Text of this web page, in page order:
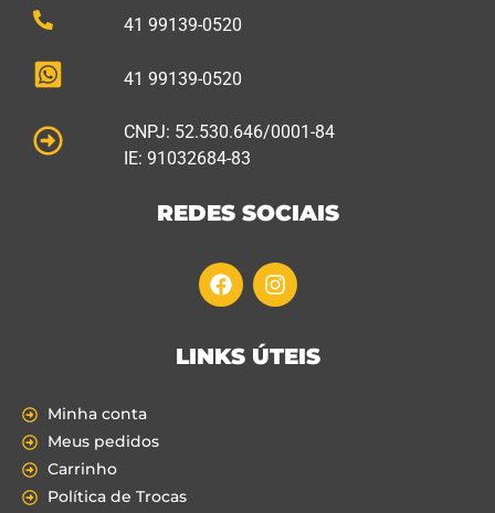
41 99139-0520
41 99139-0520
CNPJ: 52.530.646/0001-84
IE: 91032684-83
REDES SOCIAIS
LINKS ÚTEIS
Minha conta
Meus pedidos
Carrinho
Política de Trocas